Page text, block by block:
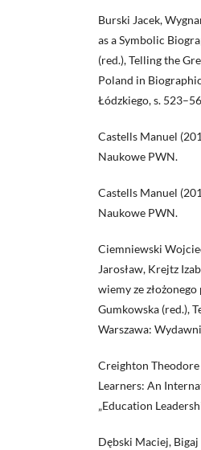
Burski Jacek,
as a Symbolic
(red.), Telling the
Poland in
Łódzkiego, s.
Castells Manuel
Naukowe PWN.
Castells Manuel
Naukowe PWN.
Ciemniewski
Jarosław, Krejtz
wiemy ze
Gumkowska (red.),
Warszawa:
Creighton
Learners: An
„Education
Dębski Maciej,